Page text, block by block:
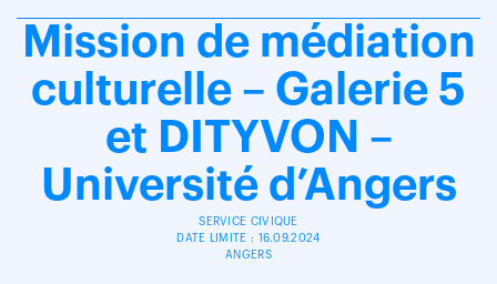
Mission de médiation
culturelle – Galerie 5
et DITYVON –
Université d’Angers
SERVICE CIVIQUE
DATE LIMITE : 16.09.2024
ANGERS